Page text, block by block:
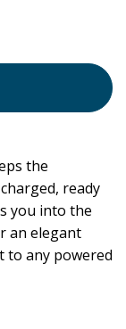
the
ready
you into the
an elegant
to any powered